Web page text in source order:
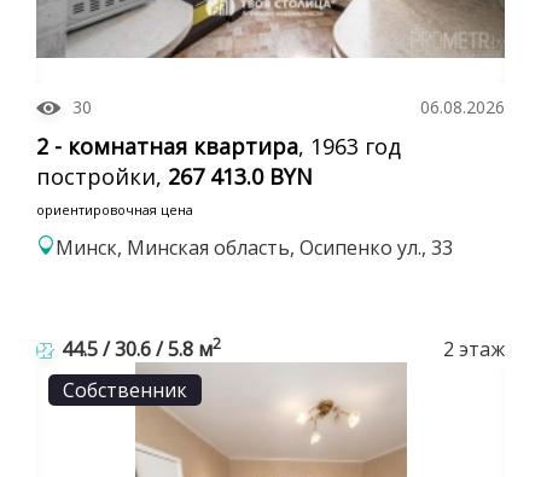
30 06.08.2026
2 - комнатная квартира, 1963 год
постройки, 267 413.0 BYN
ориентировочная цена
Минск, Минская область, Осипенко ул., 33
44.5 / 30.6 / 5.8 м2
2 этаж
Собственник